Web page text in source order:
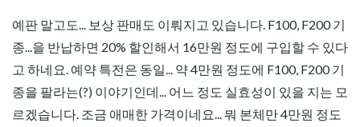
예판 말고도... 보상 판매도 이뤄지고 있습니다. F100, F200 기
종...을 반납하면 20% 할인해서 16만원 정도에 구입할 수 있다
고 하네요. 예약 특전은 동일... 약 4만원 정도에 F100, F200 기
종을 팔라는(?) 이야기인데... 어느 정도 실효성이 있을 지는 모
르겠습니다. 조금 애매한 가격이네요... 뭐 본체만 4만원 정도